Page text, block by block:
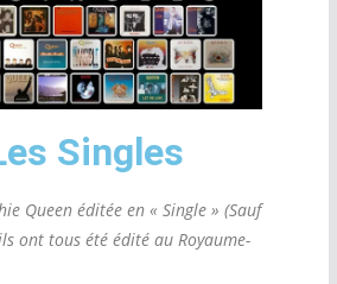
Singles
Queen éditée en « Single » (Sauf
ont tous été édité au Royaume-